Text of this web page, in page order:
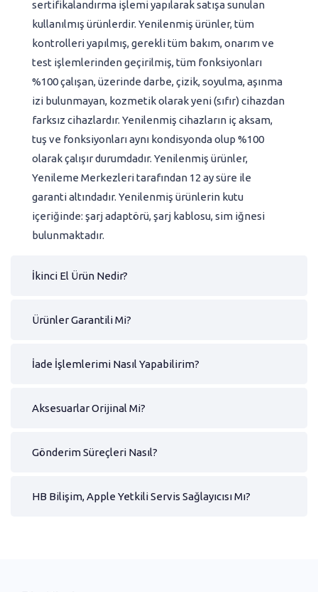
sertifikalandırma işlemi yapılarak satışa sunulan
kullanılmış ürünlerdir. Yenilenmiş ürünler, tüm
kontrolleri yapılmış, gerekli tüm bakım, onarım ve
test işlemlerinden geçirilmiş, tüm fonksiyonları
%100 çalışan, üzerinde darbe, çizik, soyulma, aşınma
izi bulunmayan, kozmetik olarak yeni (sıfır) cihazdan
farksız cihazlardır. Yenilenmiş cihazların iç aksam,
tuş ve fonksiyonları aynı kondisyonda olup %100
olarak çalışır durumdadır. Yenilenmiş ürünler,
Yenileme Merkezleri tarafından 12 ay süre ile
garanti altındadır. Yenilenmiş ürünlerin kutu
içeriğinde: şarj adaptörü, şarj kablosu, sim iğnesi
bulunmaktadır.
İkinci El Ürün Nedir?
Ürünler Garantili Mi?
İade İşlemlerimi Nasıl Yapabilirim?
Aksesuarlar Orijinal Mi?
Gönderim Süreçleri Nasıl?
HB Bilişim, Apple Yetkili Servis Sağlayıcısı Mı?